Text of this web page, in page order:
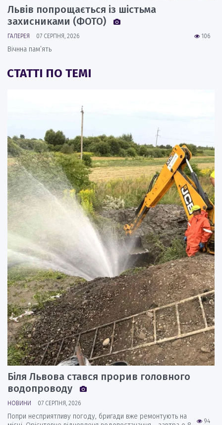
Львів попрощається із шістьма
захисниками (ФОТО)
106
ГАЛЕРЕЯ 07 СЕРПНЯ, 2026
Вічнна пам’ять
СТАТТІ ПО ТЕМІ
Біля Львова стався прорив головного
водопроводу
НОВИНИ 07 СЕРПНЯ, 2026
94
Попри несприятливу погоду, бригади вже ремонтують на